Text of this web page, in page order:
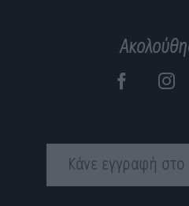
Κάνε εγγραφή